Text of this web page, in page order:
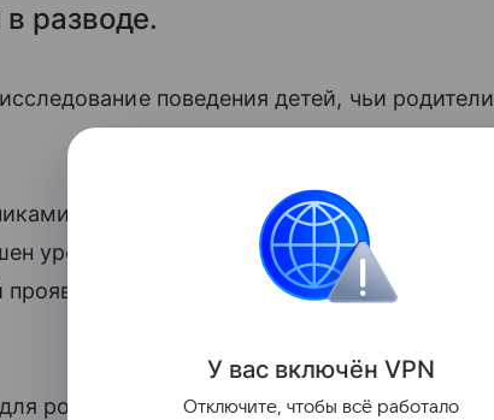
разводе.
поведения детей, чьи родители
у которых родители живут в браке, у
уровень тревожности и агрессии. Больше
по отношению к сверстникам,
родителей, тем сильнее проявлялись
У вас включён VPN
Отключите, чтобы всё работало